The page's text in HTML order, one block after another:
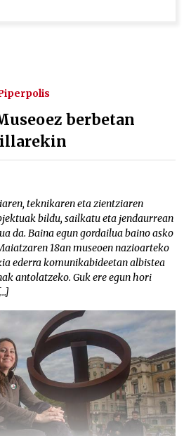
berbetan
teknikaren eta zientziaren
bildu, sailkatu eta jendaurrean
da. Baina egun gordailua baino asko
18an museoen nazioarteko
ederra komunikabideetan albistea
antolatzeko. Guk ere egun hori